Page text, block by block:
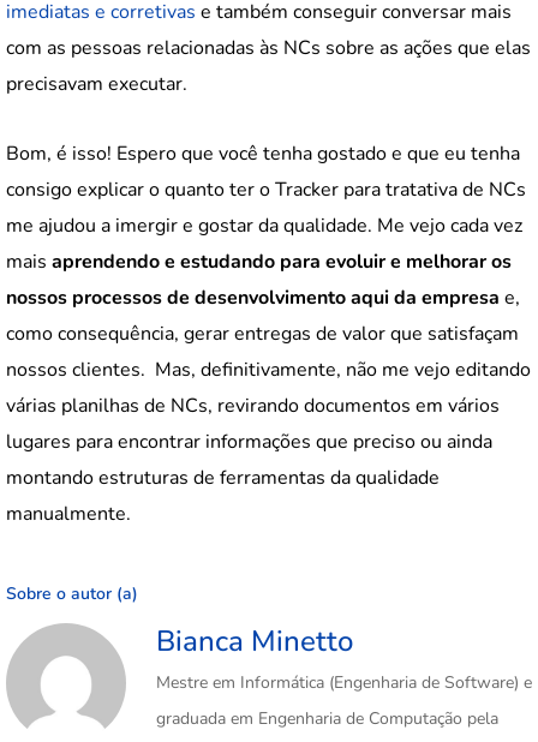
imediatas e corretivas e também conseguir conversar mais
com as pessoas relacionadas às NCs sobre as ações que elas
precisavam executar.
Bom, é isso! Espero que você tenha gostado e que eu tenha
consigo explicar o quanto ter o Tracker para tratativa de NCs
me ajudou a imergir e gostar da qualidade. Me vejo cada vez
mais aprendendo e estudando para evoluir e melhorar os
nossos processos de desenvolvimento aqui da empresa e,
como consequência, gerar entregas de valor que satisfaçam
nossos clientes. Mas, definitivamente, não me vejo editando
várias planilhas de NCs, revirando documentos em vários
lugares para encontrar informações que preciso ou ainda
montando estruturas de ferramentas da qualidade
manualmente.
Sobre o autor (a)
Bianca Minetto
Mestre em Informática (Engenharia de Software) e
graduada em Engenharia de Computação pela